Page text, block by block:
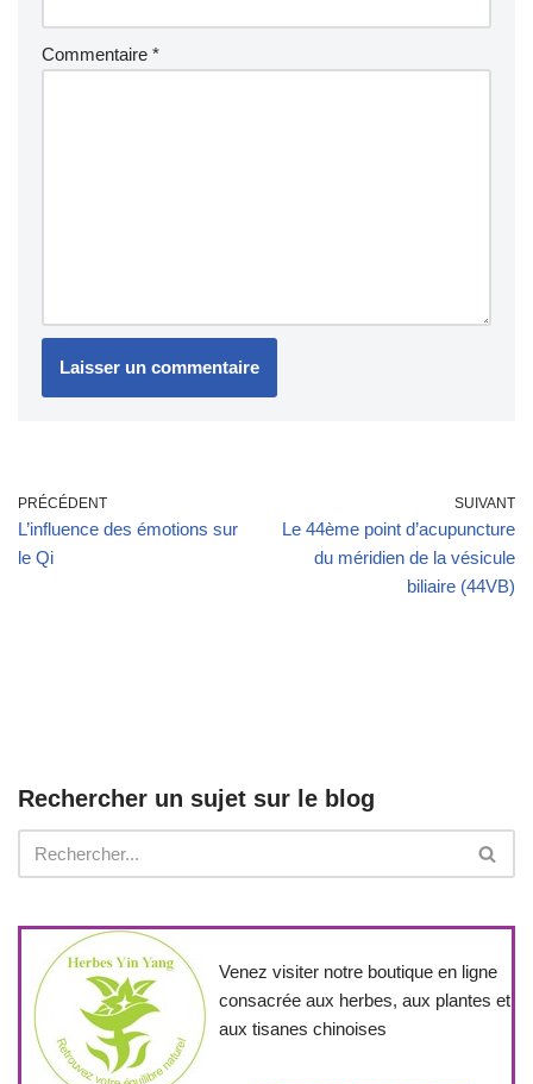
Commentaire *
PRÉCÉDENT
L’influence des émotions sur
le Qi
SUIVANT
Le 44ème point d’acupuncture
du méridien de la vésicule
biliaire (44VB)
Rechercher un sujet sur le blog
Venez visiter notre boutique en ligne
consacrée aux herbes, aux plantes et
aux tisanes chinoises